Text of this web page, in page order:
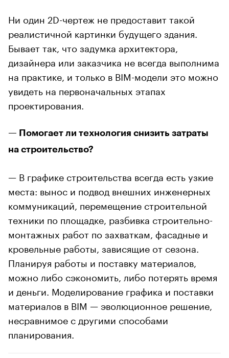
Ни один 2D-чертеж не предоставит такой
реалистичной картинки будущего здания.
Бывает так, что задумка архитектора,
дизайнера или заказчика не всегда выполнима
на практике, и только в BIM-модели это можно
увидеть на первоначальных этапах
проектирования.
— Помогает ли технология снизить затраты
на строительство?
— В графике строительства всегда есть узкие
места: вынос и подвод внешних инженерных
коммуникаций, перемещение строительной
техники по площадке, разбивка строительно-
монтажных работ по захваткам, фасадные и
кровельные работы, зависящие от сезона.
Планируя работы и поставку материалов,
можно либо сэкономить, либо потерять время
и деньги. Моделирование графика и поставки
материалов в BIM — эволюционное решение,
несравнимое с другими способами
планирования.